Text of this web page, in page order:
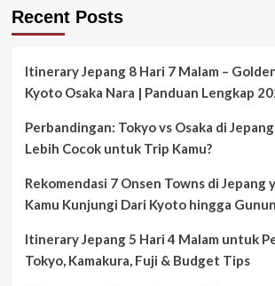
Daerah
Recent Posts
Itinerary Jepang 8 Hari 7 Malam –
Kyoto Osaka Nara | Panduan Lengkap
Perbandingan: Tokyo vs Osaka di
Lebih Cocok untuk Trip Kamu?
Rekomendasi 7 Onsen Towns di Jepang
Kamu Kunjungi Dari Kyoto hingga
Itinerary Jepang 5 Hari 4 Malam untuk
Tokyo, Kamakura, Fuji & Budget Tips